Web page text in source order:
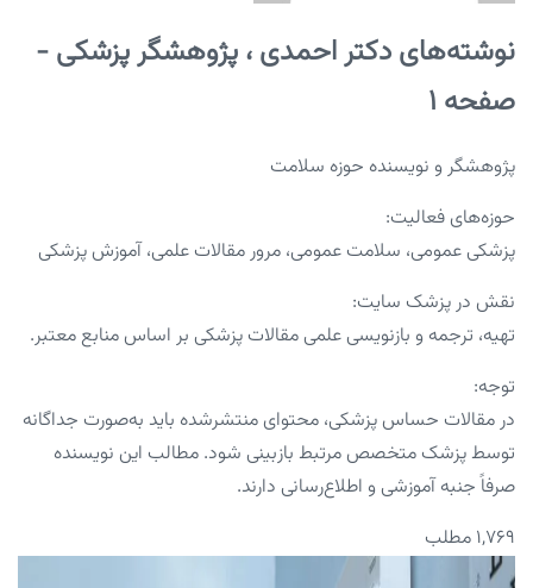
نوشته‌های دکتر احمدی ، پژوهشگر پزشکی -
صفحه 1
پژوهشگر و نویسنده حوزه سلامت
حوزه‌های فعالیت:
پزشکی عمومی، سلامت عمومی، مرور مقالات علمی، آموزش پزشکی
نقش در پزشک سایت:
تهیه، ترجمه و بازنویسی علمی مقالات پزشکی بر اساس منابع معتبر.
توجه:
در مقالات حساس پزشکی، محتوای منتشرشده باید به‌صورت جداگانه
توسط پزشک متخصص مرتبط بازبینی شود. مطالب این نویسنده
صرفاً جنبه آموزشی و اطلاع‌رسانی دارند.
۱,۷۶۹ مطلب